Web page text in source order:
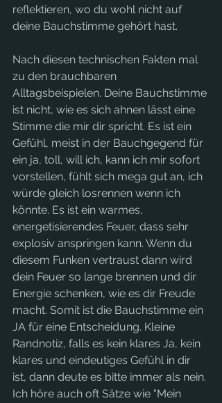
reflektieren, wo du wohl nicht auf
deine Bauchstimme gehört hast.
Nach diesen technischen Fakten mal
zu den brauchbaren
Alltagsbeispielen. Deine Bauchstimme
ist nicht, wie es sich ahnen lässt eine
Stimme die mir dir spricht. Es ist ein
Gefühl, meist in der Bauchgegend für
ein ja, toll, will ich, kann ich mir sofort
vorstellen, fühlt sich mega gut an, ich
würde gleich losrennen wenn ich
könnte. Es ist ein warmes,
energetisierendes Feuer, dass sehr
explosiv anspringen kann. Wenn du
diesem Funken vertraust dann wird
dein Feuer so lange brennen und dir
Energie schenken, wie es dir Freude
macht. Somit ist die Bauchstimme ein
JA für eine Entscheidung. Kleine
Randnotiz, falls es kein klares Ja, kein
klares und eindeutiges Gefühl in dir
ist, dann deute es bitte immer als nein.
Ich höre auch oft Sätze wie "Mein